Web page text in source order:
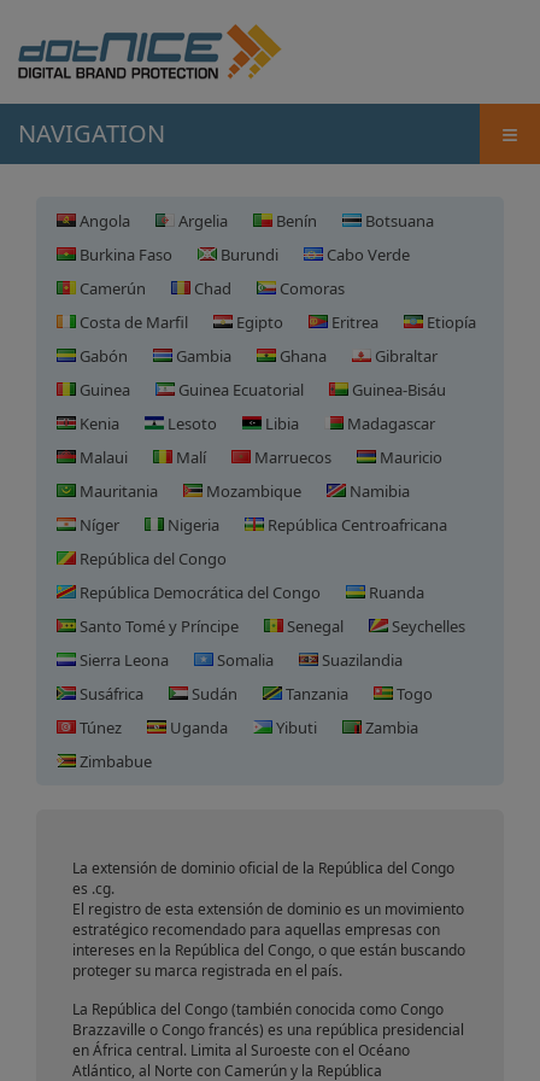
NAVIGATION ≡
Angola Argelia Benín
Botsuana
Burkina Faso
Burundi
Cabo Verde
Camerún
Chad
Comoras
Costa de Marfil
Egipto Eritrea
Etiopía
Gabón
Gambia Ghana
Gibraltar
Guinea
Guinea Ecuatorial
Guinea-Bisáu
Kenia
Lesoto Libia
Madagascar
Malaui
Malí Marruecos
Mauricio
Mauritania
Mozambique
Namibia
Níger
Nigeria
República Centroafricana
República del Congo
República Democrática del Congo
Ruanda
Santo Tomé y Príncipe
Senegal
Seychelles
Sierra Leona
Somalia
Suazilandia
Susáfrica
Sudán Tanzania
Togo
Túnez
Uganda Yibuti
Zambia
Zimbabue
Registro de Dominio en
República del Congo
La extensión de dominio oficial de la República del Congo
es .cg.
El registro de esta extensión de dominio es un movimiento
estratégico recomendado para aquellas empresas con
intereses en la República del Congo, o que están buscando
proteger su marca registrada en el país.
La República del Congo (también conocida como Congo
Brazzaville o Congo francés) es una república presidencial
en África central. Limita al Suroeste con el Océano
Atlántico, al Norte con Camerún y la República